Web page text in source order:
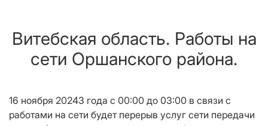
Витебская область. Работы на
сети Оршанского района.
16 ноября 20243 года с 00:00 до 03:00 в связи с
работами на сети будет перерыв услуг сети передачи